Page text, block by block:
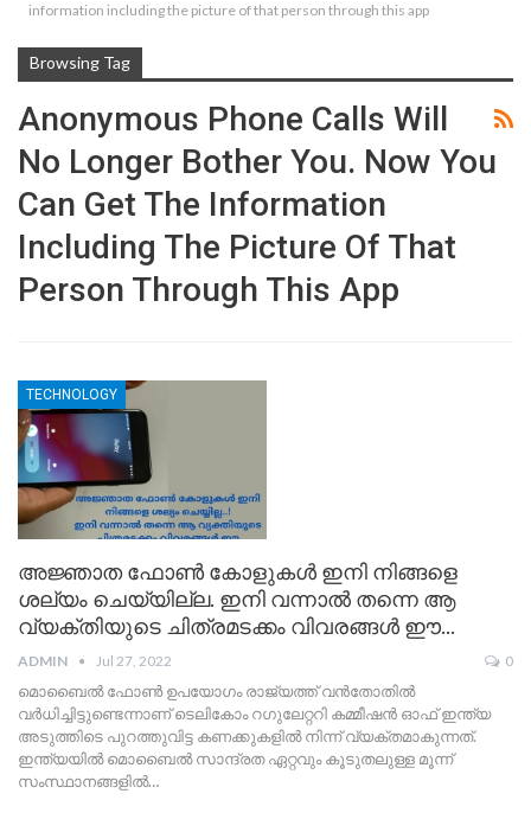
information including the picture of that person through this app
Browsing Tag
Anonymous Phone Calls Will
No Longer Bother You. Now You
Can Get The Information
Including The Picture Of That
Person Through This App
TECHNOLOGY
അജ്ഞാത ഫോൺ കോളുകൾ ഇനി നിങ്ങളെ
ശല്യം ചെയ്യില്ല. ഇനി വന്നാൽ തന്നെ ആ
വ്യക്തിയുടെ ചിത്രമടക്കം വിവരങ്ങൾ ഈ…
ADMIN Jul 27, 2022 0
മൊബൈല്‍ ഫോണ്‍ ഉപയോഗം രാജ്യത്ത് വന്‍തോതില്‍
വര്‍ധിച്ചിട്ടുണ്ടെന്നാണ് ടെലികോം റഗുലേറ്ററി കമ്മീഷന്‍ ഓഫ് ഇന്ത്യ
അടുത്തിടെ പുറത്തുവിട്ട കണക്കുകളില്‍ നിന്ന് വ്യക്തമാകുന്നത്.
ഇന്ത്യയില്‍ മൊബൈല്‍ സാന്ദ്രത ഏറ്റവും കൂടുതലുള്ള മൂന്ന്
സംസ്ഥാനങ്ങളില്‍…